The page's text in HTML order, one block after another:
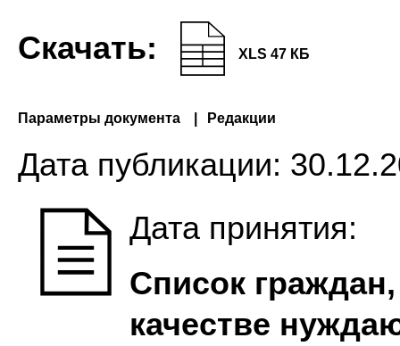
Скачать: XLS 47 КБ
Параметры документа Редакции
Дата публикации:
Дата принятия:
Список
качестве